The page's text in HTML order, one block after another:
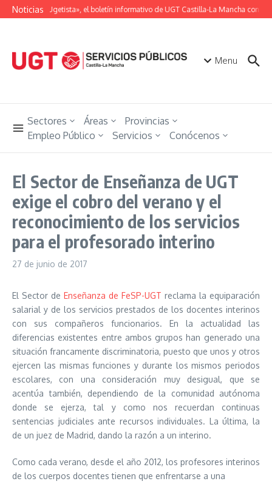
Saltar al contenido
Noticias
«Unión Ugetista», el boletín informativo de UGT Castilla-La Mancha con
Menu
Sectores Áreas
Provincias
Empleo Público
Servicios Conócenos
El Sector de Enseñanza de UGT
exige el cobro del verano y el
reconocimiento de los servicios
para el profesorado interino
27 de junio de 2017
El Sector de Enseñanza de FeSP-UGT reclama la equiparación
salarial y de los servicios prestados de los docentes interinos
con sus compañeros funcionarios. En la actualidad las
diferencias existentes entre ambos grupos han generado una
situación francamente discriminatoria, puesto que unos y otros
ejercen las mismas funciones y durante los mismos periodos
escolares, con una consideración muy desigual, que se
acentúa también, dependiendo de la comunidad autónoma
donde se ejerza, tal y como nos recuerdan continuas
sentencias judiciales ante recursos individuales. La última, la
de un juez de Madrid, dando la razón a un interino.
Como cada verano, desde el año 2012, los profesores interinos
de los cuerpos docentes tienen que enfrentarse a una